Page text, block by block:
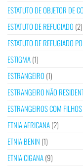
ESTATUTO DE OBJETOR DE
ESTATUTO DE REFUGIADO (2)
ESTATUTO DE REFUGIADO
ESTIGMA(1)
ESTRANGEIRO (1)
ESTRANGEIRO NÃO
ESTRANGEIROS COM
ETNIA AFRICANA(2)
ETNIA BENIN (1)
ETNIA CIGANA(9)